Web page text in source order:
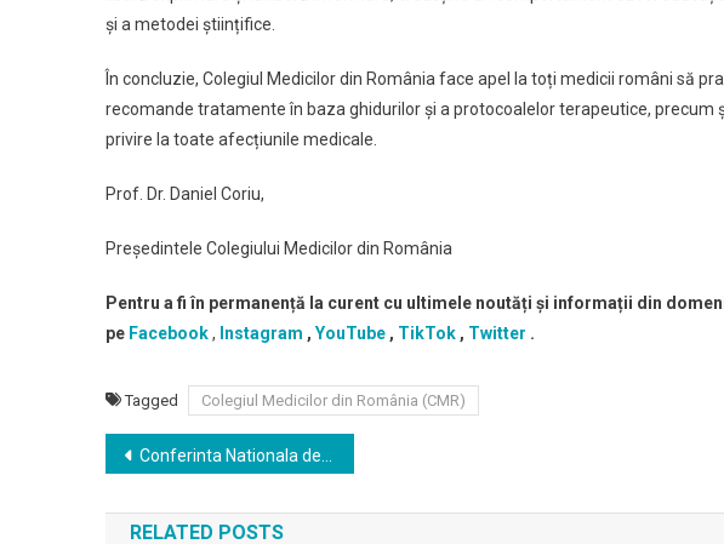
și a metodei științifice.
În concluzie, Colegiul Medicilor din România face apel la toți medicii români să
recomande tratamente în baza ghidurilor și a protocoalelor terapeutice, precum
privire la toate afecțiunile medicale.
Prof. Dr. Daniel Coriu,
Președintele Colegiului Medicilor din România
Pentru a fi în permanență la curent cu ultimele noutăți și informații din
pe Facebook, Instagram , YouTube , TikTok , Twitter .
Tagged Colegiul Medicilor din România (CMR)
Navigare
în
Conferinta Nationala de Neurostiinte Moderne “Boala Parkinson & Alte Tulburari de Miscare”, editia a IV-a, reuneste la Iasi in perioada 6-8 Aprilie 2023, zeci de specialiști din principalele centre medicale si academice romanesti recunoscute si certificate international precum si din Europa
RELATED POSTS